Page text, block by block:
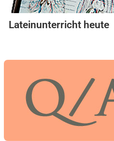
Lateinunterricht heute